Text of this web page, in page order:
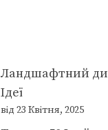
Ландшафтний
Ідеї
від 23 Квітня, 2025